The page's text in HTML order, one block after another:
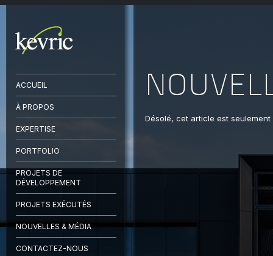
Désolé, cet article est
ACCUEIL
À PROPOS
EXPERTISE
PORTFOLIO
PROJETS DE
DÉVELOPPEMENT
PROJETS EXÉCUTÉS
NOUVELLES & MÉDIA
CONTACTEZ-NOUS